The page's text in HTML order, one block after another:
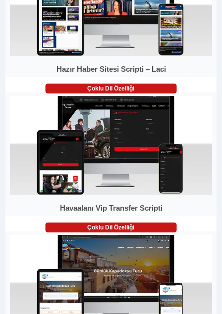
Hazır Haber Sitesi Scripti – Laci
Çoklu Dil Özelliği
Havaalanı Vip Transfer Scripti
Çoklu Dil Özelliği